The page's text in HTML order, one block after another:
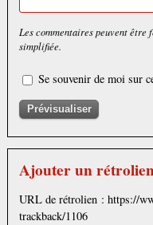
Les commentaires peuvent
simplifiée.
Se souvenir de moi sur
Ajouter un
URL de rétrolien : https://
trackback/1106